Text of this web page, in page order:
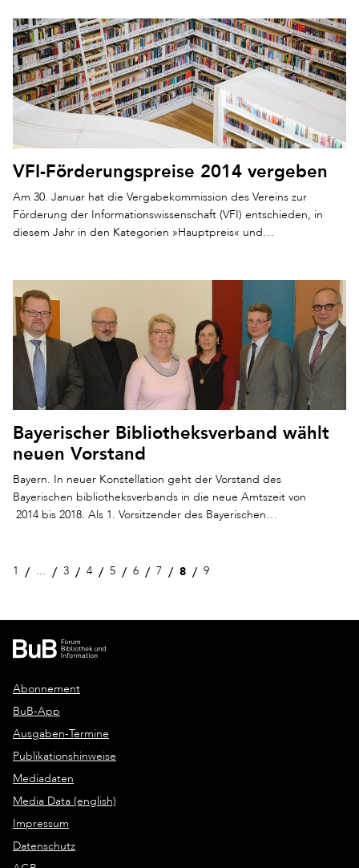
VFI-Förderungspreise 2014 vergeben
Am 30. Januar hat die Vergabekommission des Vereins zur
Förderung der Informationswissenschaft (VFI) entschieden, in
diesem Jahr in den Kategorien »Hauptpreis« und…
Bayerischer Bibliotheksverband wählt
neuen Vorstand
Bayern. In neuer Konstellation geht der Vorstand des
Bayerischen bibliotheksverbands in die neue Amtszeit von
2014 bis 2018. Als 1. Vorsitzender des Bayerischen…
1 ... 3 4 5 6 7 8 9
Abonnement
BuB-App
Ausgaben-Termine
Publikationshinweise
Mediadaten
Media Data (english)
Impressum
Datenschutz